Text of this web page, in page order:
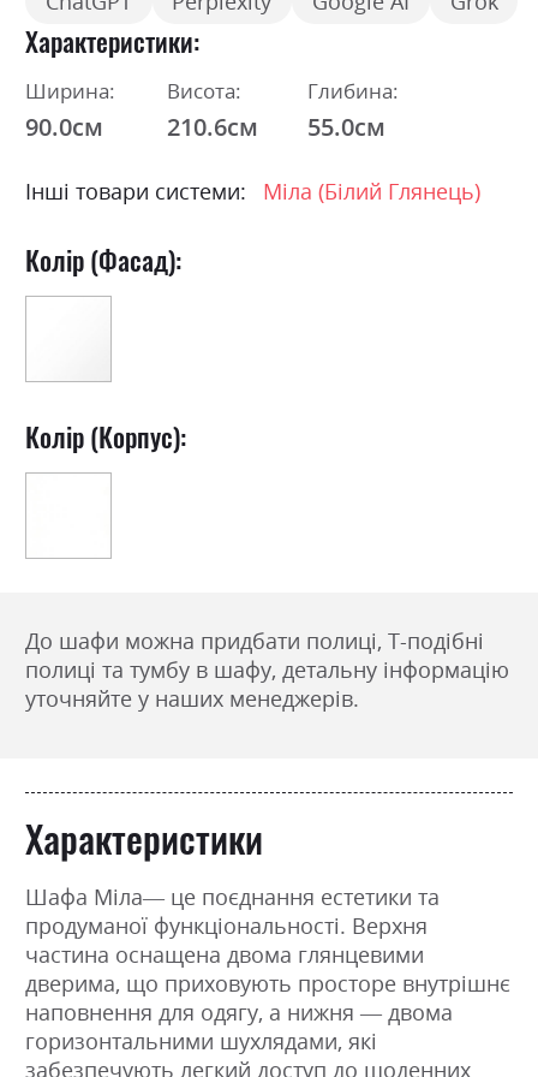
Характеристики
Ширина:
90.0см
Висота:
210.6см
Глибина:
55.0см
Інші товари системи: Міла (Білий Глянець)
Колір (Фасад):
Колір (Корпус):
До шафи можна придбати полиці, Т-подібні
полиці та тумбу в шафу, детальну інформацію
уточняйте у наших менеджерів.
Характеристики
Шафа Mіла— це поєднання естетики та
продуманої функціональності. Верхня
частина оснащена двома глянцевими
дверима, що приховують просторе внутрішнє
наповнення для одягу, а нижня — двома
горизонтальними шухлядами, які
забезпечують легкий доступ до щоденних